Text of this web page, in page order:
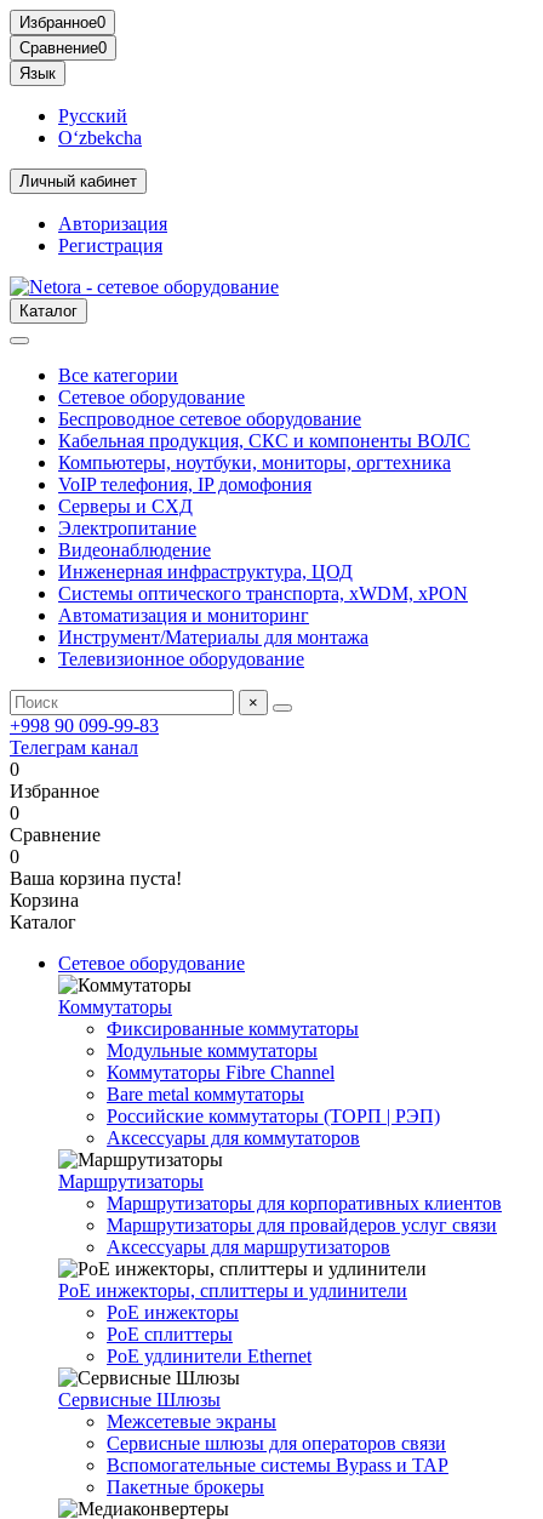
Избранное0
Сравнение0
Язык
Русский
O‘zbekcha
Личный кабинет
Авторизация
Регистрация
Каталог
Все категории
Сетевое оборудование
Беспроводное сетевое оборудование
Кабельная продукция, СКС и компоненты ВОЛС
Компьютеры, ноутбуки, мониторы, оргтехника
VoIP телефония, IP домофония
Серверы и СХД
Электропитание
Видеонаблюдение
Инженерная инфраструктура, ЦОД
Системы оптического транспорта, xWDM, xPON
Автоматизация и мониторинг
Инструмент/Материалы для монтажа
Телевизионное оборудование
×
+998 90 099-99-83
Телеграм канал
0
Избранное
0
Сравнение
0
Ваша корзина пуста!
Корзина
Каталог
Сетевое оборудование
Коммутаторы
Фиксированные коммутаторы
Модульные коммутаторы
Коммутаторы Fibre Channel
Bare metal коммутаторы
Российские коммутаторы (ТОРП | РЭП)
Аксессуары для коммутаторов
Маршрутизаторы
Маршрутизаторы для корпоративных клиентов
Маршрутизаторы для провайдеров услуг связи
Аксессуары для маршрутизаторов
PoE инжекторы, сплиттеры и удлинители
PoE инжекторы
PoE сплиттеры
PoE удлинители Ethernet
Сервисные Шлюзы
Межсетевые экраны
Сервисные шлюзы для операторов связи
Вспомогательные системы Bypass и TAP
Пакетные брокеры